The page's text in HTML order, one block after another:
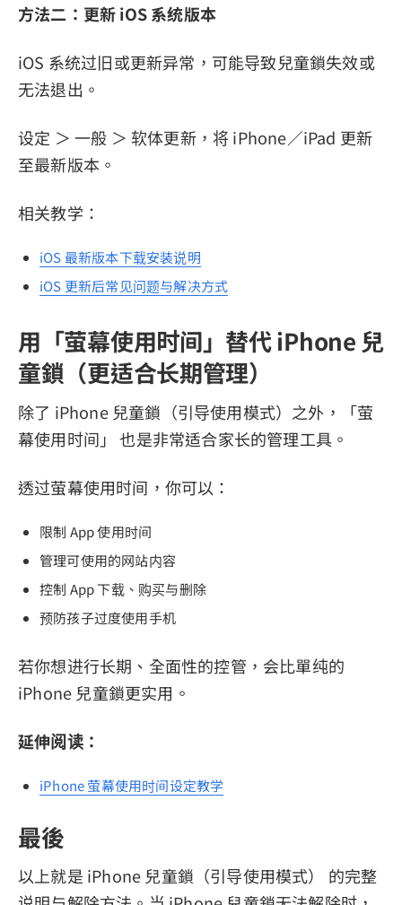
方法二：更新 iOS 系统版本
iOS 系统过旧或更新异常，可能导致兒童鎖失效或
无法退出。
设定 ＞ 一般 ＞ 软体更新，将 iPhone／iPad 更新
至最新版本。
相关教学：
iOS 最新版本下载安装说明
iOS 更新后常见问题与解决方式
用「萤幕使用时间」替代 iPhone 兒
童鎖（更适合长期管理）
除了 iPhone 兒童鎖（引导使用模式）之外，「萤
幕使用时间」 也是非常适合家长的管理工具。
透过萤幕使用时间，你可以：
限制 App 使用时间
管理可使用的网站内容
控制 App 下载、购买与删除
预防孩子过度使用手机
若你想进行长期、全面性的控管，会比單纯的
iPhone 兒童鎖更实用。
延伸阅读：
iPhone 萤幕使用时间设定教学
最後
以上就是 iPhone 兒童鎖（引导使用模式） 的完整